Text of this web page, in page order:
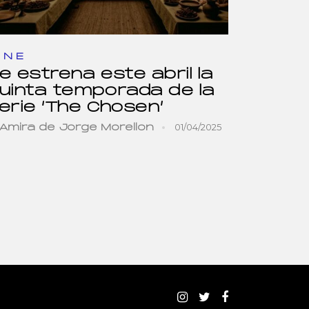
estrena este abril la
temporada de la
‘The Chosen’
de Jorge Morellon 01/04/2025